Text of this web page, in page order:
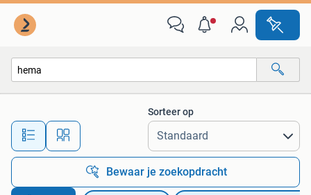
Alle afstanden…
Sorteer op
Bewaar je zoekopdracht